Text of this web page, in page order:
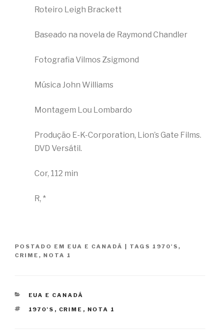
Roteiro Leigh Brackett
Baseado na novela de Raymond Chandler
Fotografia Vilmos Zsigmond
Música John Williams
Montagem Lou Lombardo
Produção E-K-Corporation, Lion’s Gate Films.
DVD Versátil.
Cor, 112 min
R, *
POSTADO EM EUA E CANADÁ | TAGS 1970'S ,
CRIME , NOTA 1
CATEGORIAS
EUA E CANADÁ
TAGS
1970'S , CRIME , NOTA 1